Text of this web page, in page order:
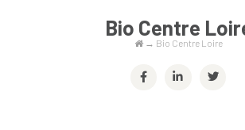
Bio Centre
→ Bio Centre Loire